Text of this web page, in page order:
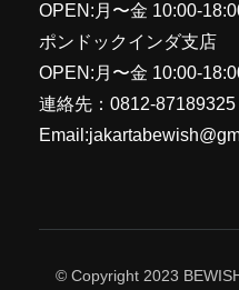
OPEN:月〜金 10:00-
ポンドックインダ支店
OPEN:月〜金 10:00-
連絡先：0812-87189325
© Copyright 2023